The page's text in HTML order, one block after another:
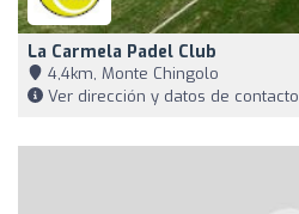
La Carmela Padel Club
4,4km, Monte Chingolo
Ver dirección y datos de contacto